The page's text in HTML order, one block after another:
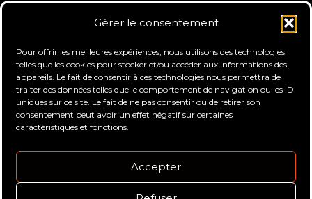
Gérer le consentement
Pour offrir les meilleures expériences, nous utilisons des technologies
telles que les cookies pour stocker et/ou accéder aux informations des
appareils. Le fait de consentir à ces technologies nous permettra de
traiter des données telles que le comportement de navigation ou les ID
uniques sur ce site. Le fait de ne pas consentir ou de retirer son
consentement peut avoir un effet négatif sur certaines
caractéristiques et fonctions.
Accepter
Sitemap
Mentions Légales
Politique de Confidentialité
Conditions Générales de Services (CGS)
Politique de cookies (UE)